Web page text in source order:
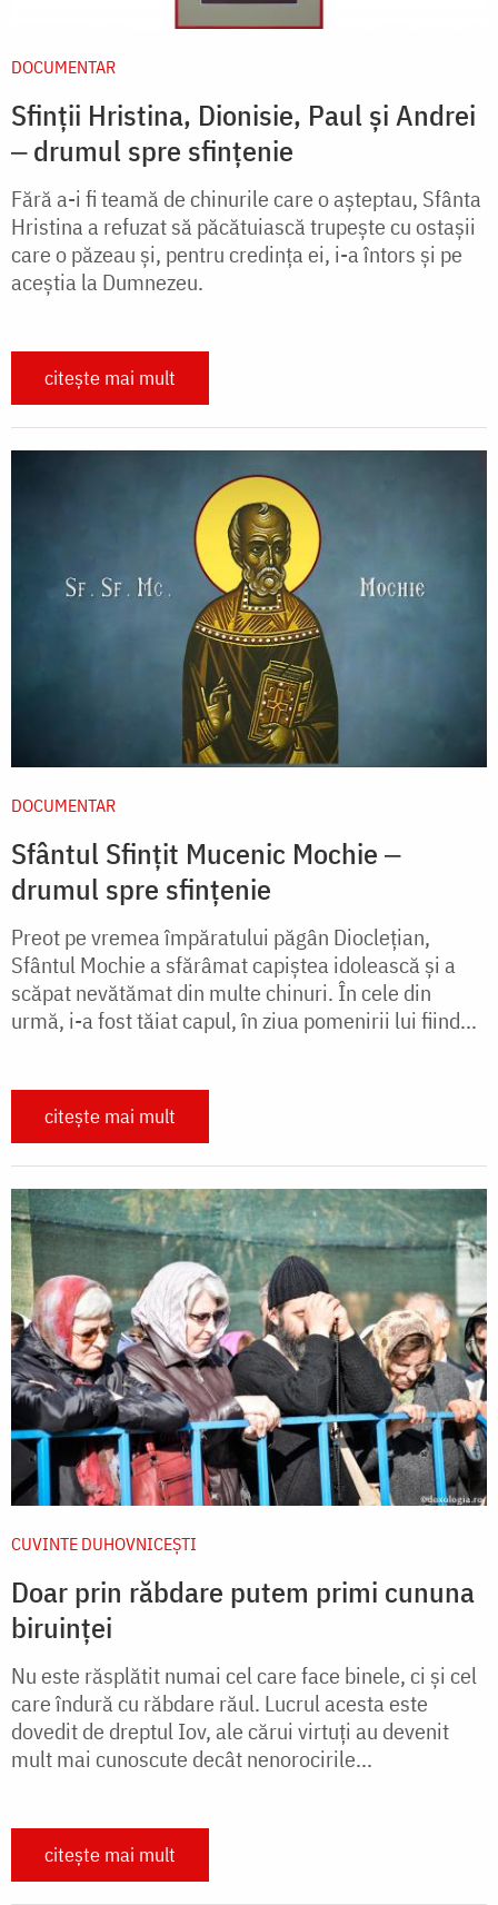
DOCUMENTAR
Sfinții Hristina, Dionisie, Paul și Andrei
‒ drumul spre sfințenie
Fără a-i fi teamă de chinurile care o așteptau, Sfânta
Hristina a refuzat să păcătuiască trupește cu ostașii
care o păzeau și, pentru credința ei, i-a întors și pe
aceștia la Dumnezeu.
citește mai mult
DOCUMENTAR
Sfântul Sfințit Mucenic Mochie ‒
drumul spre sfințenie
Preot pe vremea împăratului păgân Dioclețian,
Sfântul Mochie a sfărâmat capiștea idolească și a
scăpat nevătămat din multe chinuri. În cele din
urmă, i-a fost tăiat capul, în ziua pomenirii lui fiind...
citește mai mult
CUVINTE DUHOVNICEȘTI
Doar prin răbdare putem primi cununa
biruinței
Nu este răsplătit numai cel care face binele, ci și cel
care îndură cu răbdare răul. Lucrul acesta este
dovedit de dreptul Iov, ale cărui virtuți au devenit
mult mai cunoscute decât nenorocirile...
citește mai mult